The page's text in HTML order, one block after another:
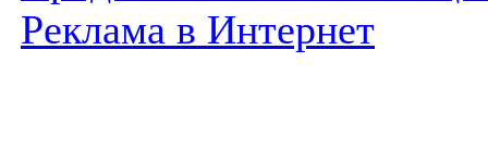
Реклама в Интернет